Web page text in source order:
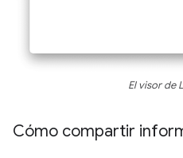
El visor de
Cómo compartir